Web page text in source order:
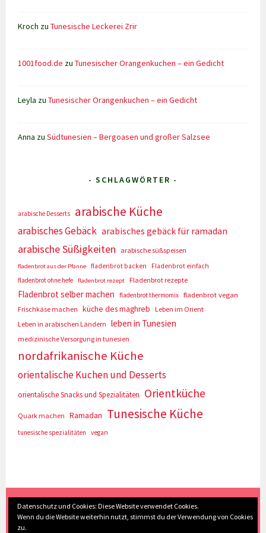
Kroch zuTunesische Leckerei Zrir
1001food.de zuTunesischer Orangenkuchen – ein Gedicht
Leyla zuTunesischer Orangenkuchen – ein Gedicht
Anna zuSüdtunesien – Bergoasen und großer Salzsee
- SCHLAGWÖRTER -
arabische Desserts arabische Küche
arabisches Gebäck arabisches gebäck für ramadan
arabische Süßigkeiten arabische süßspeisen
fladenbrot aus der Pfanne fladenbrot backen
Fladenbrot einfach
fladenbrot ohne hefe
fladenbrot rezept Fladenbrot rezepte
Fladenbrot selber machen fladenbrot thermomix fladenbrot vegan
Frischkäse machen
küche des maghreb
Leben im Orient
Leben in arabischen Ländern
leben in Tunesien
medizinische Versorgung in tunesien
nordafrikanische Küche
orientalische Kuchen und Desserts
orientalische Snacks und Spezialitäten Orientküche
Quark machen Ramadan Tunesische Küche
tunesische spezialitäten vegan
(c) Eva Seyberth|Home|Impressum/Datenschutz
Inhaltsverzeichnis|Kontakt|Nach Oben
Datenschutz und Cookies: Diese Website verwendet Cookies.
Wenn du die Website weiterhin nutzt, stimmst du der Verwendung von Cookies
zu.